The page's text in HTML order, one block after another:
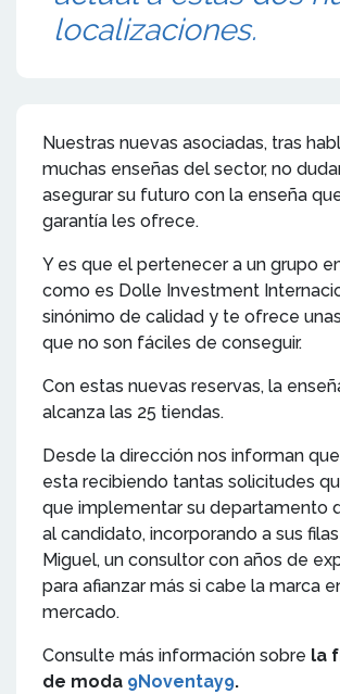
localizaciones.
Nuestras nuevas asociadas, tras
muchas enseñas del sector, no
asegurar su futuro con la enseña
garantía les ofrece.
Y es que el pertenecer a un grupo
como es Dolle Investment
sinónimo de calidad y te ofrece
que no son fáciles de conseguir.
Con estas nuevas reservas, la
alcanza las 25 tiendas.
Desde la dirección nos informan
esta recibiendo tantas solicitudes
que implementar su departamento
al candidato, incorporando a sus
Miguel, un consultor con años de
para afianzar más si cabe la marca
mercado.
Consulte más información sobre la
de moda 9Noventay9.